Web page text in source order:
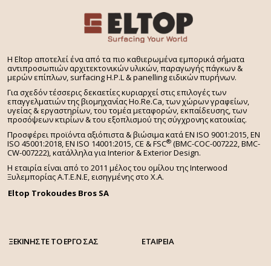
H Eltop αποτελεί ένα από τα πιο καθιερωμένα εμπορικά σήματα
αντιπροσωπιών αρχιτεκτονικών υλικών, παραγωγής πάγκων &
μερών επίπλων, surfacing H.P.L & panelling ειδικών πυρήνων.
Για σχεδόν τέσσερις δεκαετίες κυριαρχεί στις επιλογές των
επαγγελματιών της βιομηχανίας Ho.Re.Ca, των χώρων γραφείων,
υγείας & εργαστηρίων, του τομέα μεταφορών, εκπαίδευσης, των
προσόψεων κτιρίων & του εξοπλισμού της σύγχρονης κατοικίας.
Προσφέρει προϊόντα αξιόπιστα & βιώσιμα κατά EN ISO 9001:2015, EN
ISO 45001:2018, EN ISO 14001:2015,CE & FSC® (BMC-COC-007222, BMC-
CW-007222), κατάλληλα για Interior & Exterior Design.
Η εταιρία είναι από το 2011 μέλος του ομίλου της Interwood
Ξυλεμπορίας Α.Τ.Ε.Ν.Ε, εισηγμένης στο Χ.A.
Eltop Trokoudes Bros SA
ΞΕΚΙΝΗΣΤΕ ΤΟ ΕΡΓΟ ΣΑΣ ΕΤΑΙΡΕΙΑ